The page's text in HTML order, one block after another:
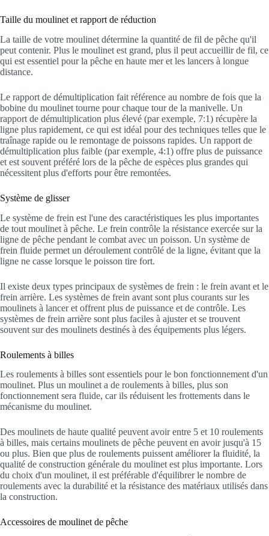
Taille du moulinet et rapport de réduction
La taille de votre moulinet détermine la quantité de fil de pêche qu'il
peut contenir. Plus le moulinet est grand, plus il peut accueillir de fil, ce
qui est essentiel pour la pêche en haute mer et les lancers à longue
distance.
Le rapport de démultiplication fait référence au nombre de fois que la
bobine du moulinet tourne pour chaque tour de la manivelle. Un
rapport de démultiplication plus élevé (par exemple, 7:1) récupère la
ligne plus rapidement, ce qui est idéal pour des techniques telles que le
traînage rapide ou le remontage de poissons rapides. Un rapport de
démultiplication plus faible (par exemple, 4:1) offre plus de puissance
et est souvent préféré lors de la pêche de espèces plus grandes qui
nécessitent plus d'efforts pour être remontées.
Système de glisser
Le système de frein est l'une des caractéristiques les plus importantes
de tout moulinet à pêche. Le frein contrôle la résistance exercée sur la
ligne de pêche pendant le combat avec un poisson. Un système de
frein fluide permet un déroulement contrôlé de la ligne, évitant que la
ligne ne casse lorsque le poisson tire fort.
Il existe deux types principaux de systèmes de frein : le frein avant et le
frein arrière. Les systèmes de frein avant sont plus courants sur les
moulinets à lancer et offrent plus de puissance et de contrôle. Les
systèmes de frein arrière sont plus faciles à ajuster et se trouvent
souvent sur des moulinets destinés à des équipements plus légers.
Roulements à billes
Les roulements à billes sont essentiels pour le bon fonctionnement d'un
moulinet. Plus un moulinet a de roulements à billes, plus son
fonctionnement sera fluide, car ils réduisent les frottements dans le
mécanisme du moulinet.
Des moulinets de haute qualité peuvent avoir entre 5 et 10 roulements
à billes, mais certains moulinets de pêche peuvent en avoir jusqu'à 15
ou plus. Bien que plus de roulements puissent améliorer la fluidité, la
qualité de construction générale du moulinet est plus importante. Lors
du choix d'un moulinet, il est préférable d'équilibrer le nombre de
roulements avec la durabilité et la résistance des matériaux utilisés dans
la construction.
Accessoires de moulinet de pêche